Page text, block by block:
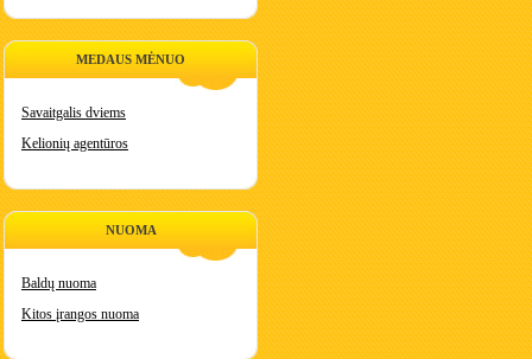
MEDAUS MĖNUO
Savaitgalis dviems
Kelionių agentūros
NUOMA
Baldų nuoma
Kitos įrangos nuoma